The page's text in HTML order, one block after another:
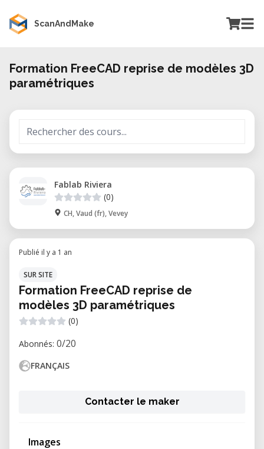
ScanAndMake
Formation FreeCAD reprise de modèles 3D
paramétriques
Fablab Riviera
(0)
CH, Vaud (fr), Vevey
Publié il y a 1 an
SUR SITE
Formation FreeCAD reprise de
modèles 3D paramétriques
(0)
Abonnés: 0/20
FRANÇAIS
Contacter le maker
Images